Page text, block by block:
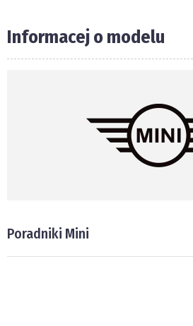
Informacej o modelu
Poradniki Mini